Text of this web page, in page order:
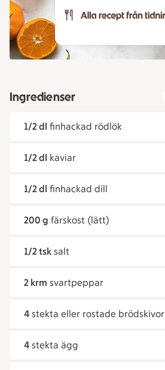
Ingredienser
1/2 dl finhackad rödlök
1/2 dl kaviar
1/2 dl finhackad dill
200 g färskost (lätt)
1/2 tsk salt
2 krm svartpeppar
4 stekta eller rostade brödskivor
4 stekta ägg